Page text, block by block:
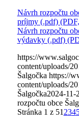
Návrh rozpočtu
príjmy (.pdf)
Návrh rozpočtu
výdavky (.pdf)
https://
content/uploads/
Šalgočka https://
content/uploads/
Šalgočka2024-11-
rozpočtu obce
Stránka 1 z 51 234